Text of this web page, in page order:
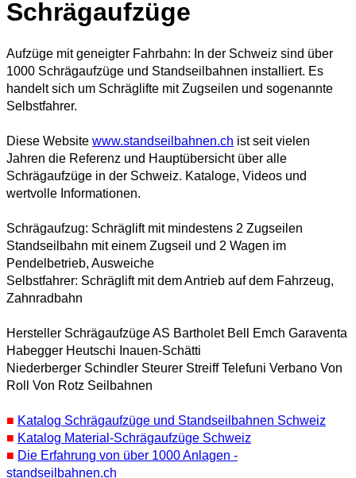
Schrägaufzüge
Aufzüge mit geneigter Fahrbahn: In der Schweiz sind über
1000 Schrägaufzüge und Standseilbahnen installiert. Es
handelt sich um Schräglifte mit Zugseilen und sogenannte
Selbstfahrer.
Diese Website www.standseilbahnen.ch ist seit vielen
Jahren die Referenz und Hauptübersicht über alle
Schrägaufzüge in der Schweiz. Kataloge, Videos und
wertvolle Informationen.
Schrägaufzug: Schräglift mit mindestens 2 Zugseilen
Standseilbahn mit einem Zugseil und 2 Wagen im
Pendelbetrieb, Ausweiche
Selbstfahrer: Schräglift mit dem Antrieb auf dem Fahrzeug,
Zahnradbahn
Hersteller Schrägaufzüge AS Bartholet Bell Emch Garaventa
Habegger Heutschi Inauen-Schätti
Niederberger Schindler Steurer Streiff Telefuni Verbano Von
Roll Von Rotz Seilbahnen
■ Katalog Schrägaufzüge und Standseilbahnen Schweiz
■ Katalog Material-Schrägaufzüge Schweiz
■ Die Erfahrung von über 1000 Anlagen -
standseilbahnen.ch